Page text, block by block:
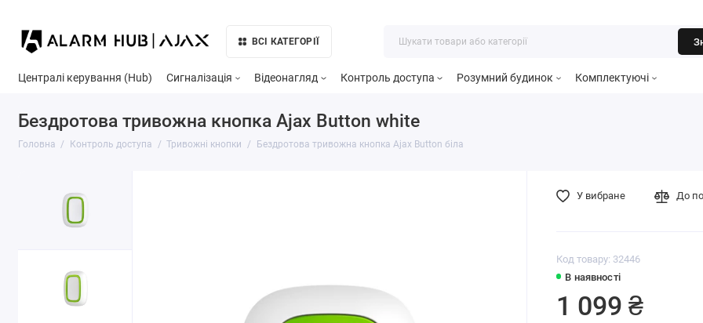
ВСІ КАТЕГОРІЇ
Централі керування (Hub) Сигналізація Відеонагляд Контроль доступа Розумний будинок Комплектуючі
Бездротова тривожна кнопка Ajax Button white
Головна Контроль доступа Тривожні кнопки Бездротова тривожна кнопка Ajax Button біла
Код товару: 32446
В наявності
1 099 ₴
У вибране До